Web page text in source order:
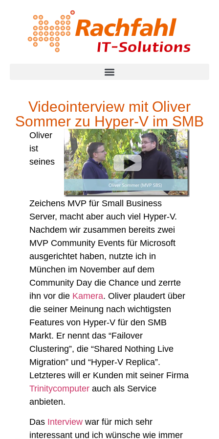
Videointerview mit Oliver
Sommer zu Hyper-V im SMB
Oliver
ist
seines
Zeichens MVP für Small Business
Server, macht aber auch viel Hyper-V.
Nachdem wir zusammen bereits zwei
MVP Community Events für Microsoft
ausgerichtet haben, nutzte ich in
München im November auf dem
Community Day die Chance und zerrte
ihn vor die Kamera. Oliver plaudert über
die seiner Meinung nach wichtigsten
Features von Hyper-V für den SMB
Markt. Er nennt das “Failover
Clustering”, die “Shared Nothing Live
Migration” und “Hyper-V Replica”.
Letzteres will er Kunden mit seiner Firma
Trinitycomputer auch als Service
anbieten.
Das Interview war für mich sehr
interessant und ich wünsche wie immer